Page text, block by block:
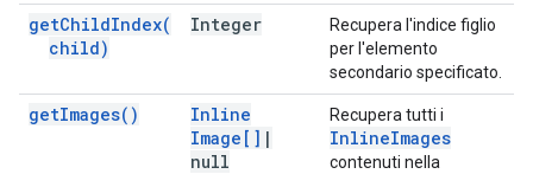
getChildIndex(
child)
Integer
Recupera l'indice figlio
per l'elemento
secondario specificato.
getImages( )
Inline
Image[] |
null
Recupera tutti i
InlineImages
contenuti nella